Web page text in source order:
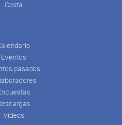
Cesta
Eventos
pasados
Videos